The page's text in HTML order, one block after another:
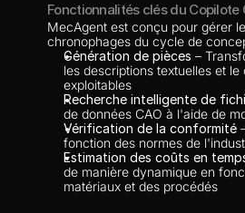
Fonctionnalités clés du Copilote
MecAgent est conçu pour gérer
chronophages du cycle de
Génération de pièces –
les descriptions textuelles et
exploitables
Recherche intelligente de
de données CAO à l'aide de
Vérification de la conformité
fonction des normes de
Estimation des coûts en
de manière dynamique en
matériaux et des procédés